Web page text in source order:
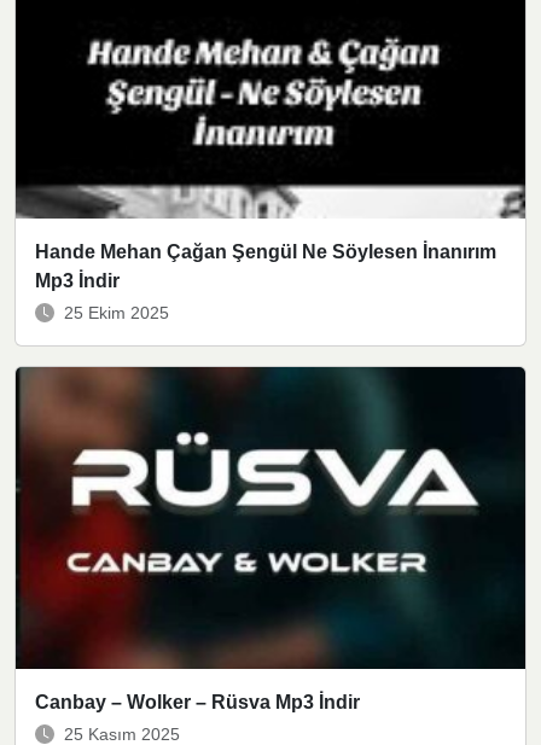
Hande Mehan Çağan Şengül Ne Söylesen İnanırım
Mp3 İndir
25 Ekim 2025
Canbay – Wolker – Rüsva Mp3 İndir
25 Kasım 2025